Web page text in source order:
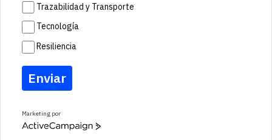
Trazabilidad y Transporte
Tecnología
Resiliencia
Enviar
Marketing por
A